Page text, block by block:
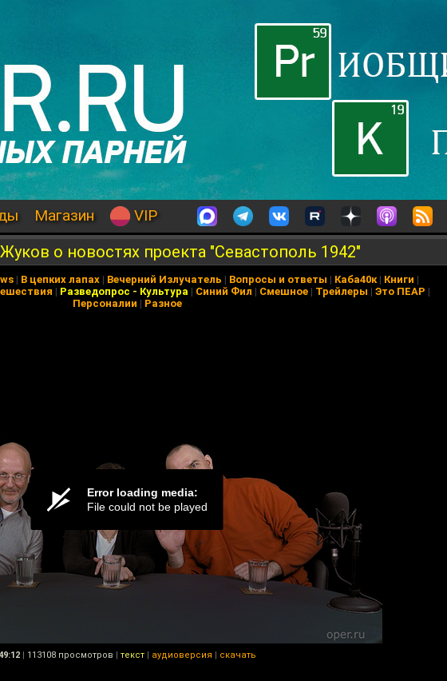
Магазин VIP
о новостях проекта "Севастополь 1942"
| В цепких лапах | Вечерний Излучатель | Вопросы и ответы | Каба40к| Книги |
| Разведопрос - Культура | Синий Фил | Смешное| Трейлеры | Это ПЕАР |
Персоналии | Разное
| 113108 просмотров | текст | аудиоверсия | скачать